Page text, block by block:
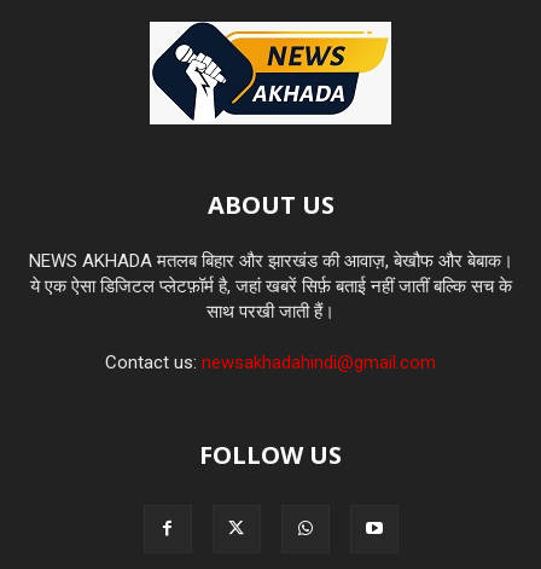
ABOUT US
NEWS AKHADA मतलब बिहार और झारखंड की आवाज़, बेखौफ और बेबाक।
ये एक ऐसा डिजिटल प्लेटफ़ॉर्म है, जहां खबरें सिर्फ़ बताई नहीं जातीं बल्कि सच के
साथ परखी जाती हैं।
Contact us: newsakhadahindi@gmail.com
FOLLOW US